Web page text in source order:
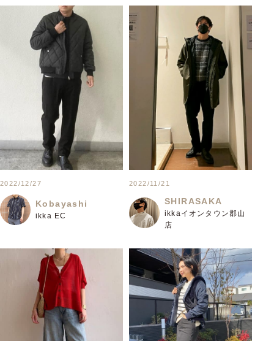
2022/12/27
Kobayashi
ikka EC
2022/11/21
SHIRASAKA
ikkaイオンタウン郡山
店